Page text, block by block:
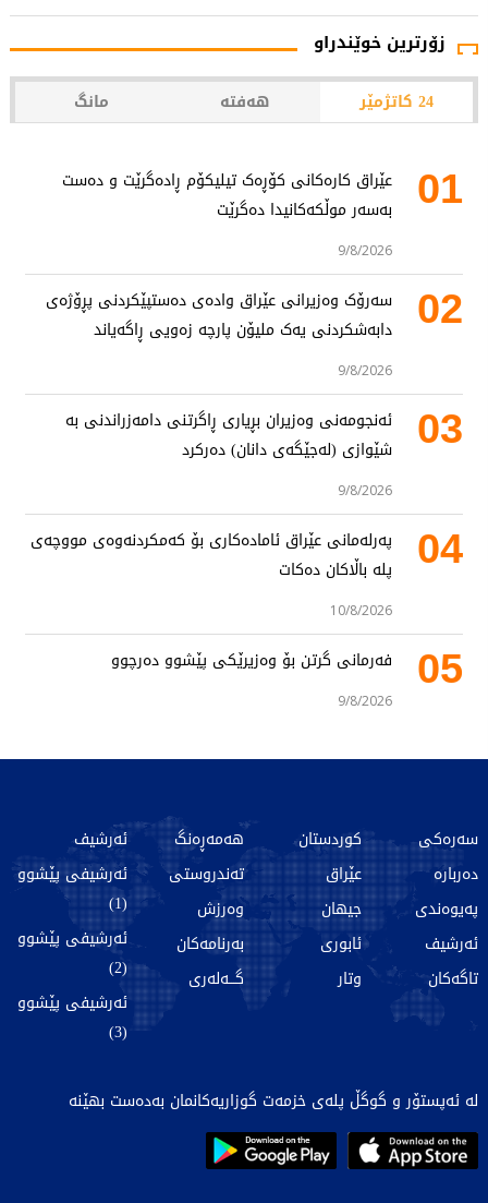
زۆرترین خوێندراو
24 کاتژمێر هەفتە مانگ
01
عێراق کارەکانی کۆڕەک تیلیکۆم ڕادەگرێت و دەست
بەسەر موڵکەکانیدا دەگرێت
9/8/2026
02
سەرۆک وەزیرانی عێراق وادەی دەستپێکردنی پڕۆژەی
دابەشکردنی یەک ملیۆن پارچە زەویی ڕاگەیاند
9/8/2026
03
ئەنجومەنی وەزیران بڕیاری ڕاگرتنی دامەزراندنی بە
شێوازی (لەجێگەی دانان) دەرکرد
9/8/2026
04
پەرلەمانی عێراق ئامادەکاری بۆ کەمکردنەوەی مووچەی
پلە باڵاکان دەکات
10/8/2026
05 فەرمانی گرتن بۆ وەزیرێکی پێشوو دەرچوو
9/8/2026
سەرەکی
دەربارە
پەیوەندی
ئەرشیف
تاگەکان
کوردستان
عێراق
جیهان
ئابوری
وتار
هەمەڕەنگ
تەندروستی
وەرزش
بەرنامەکان
گـــەلەری
ئەرشیف
ئەرشیفی پێشوو
(1)
ئەرشیفی پێشوو
(2)
ئەرشیفی پێشوو
(3)
لە ئەپستۆر و گوگڵ پلەی خزمەت گوزاریەکانمان بەدەست بهێنە